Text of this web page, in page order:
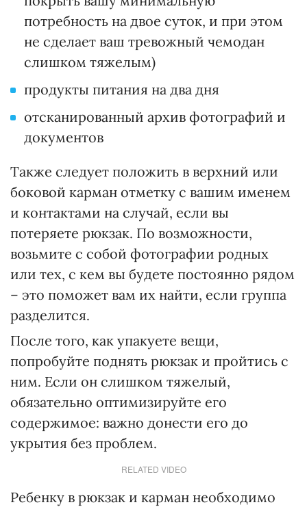
потребность на двое суток, и при этом
не сделает ваш тревожный чемодан
слишком тяжелым)
продукты питания на два дня
отсканированный архив фотографий и
документов
Также следует положить в верхний или
боковой карман отметку с вашим именем
и контактами на случай, если вы
потеряете рюкзак. По возможности,
возьмите с собой фотографии родных
или тех, с кем вы будете постоянно рядом
– это поможет вам их найти, если группа
разделится.
После того, как упакуете вещи,
попробуйте поднять рюкзак и пройтись с
ним. Если он слишком тяжелый,
обязательно оптимизируйте его
содержимое: важно донести его до
укрытия без проблем.
RELATED VIDEO
Ребенку в рюкзак и карман необходимо